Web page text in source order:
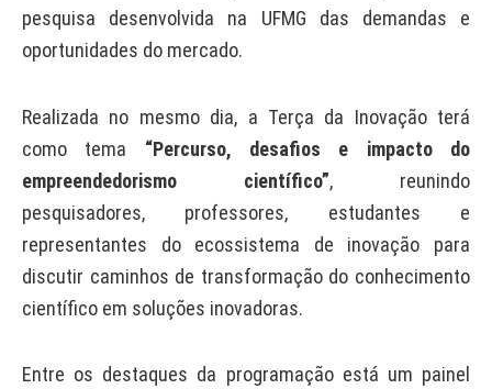
pesquisa desenvolvida na UFMG das demandas e
oportunidades do mercado.
Realizada no mesmo dia, a Terça da Inovação terá
como tema “Percurso, desafios e impacto do
empreendedorismo científico”, reunindo
pesquisadores, professores, estudantes e
representantes do ecossistema de inovação para
discutir caminhos de transformação do conhecimento
científico em soluções inovadoras.
Entre os destaques da programação está um painel